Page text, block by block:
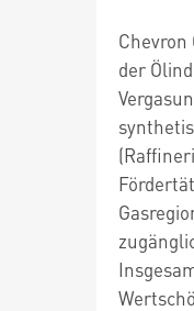
der